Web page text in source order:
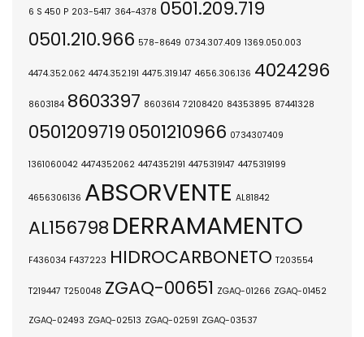
6 S 450 P 203-5417 364-4378 0501.209.719
0501.210.966 578-8649 0734.307.409 1369.050.003
4474.352.062 4474.352.191 4475.319.147 4656.306.136 4024296
8603184 8603397 8603614 72108420 84353895 87441328
05012097190501210966 0734307409
1361060042 4474352062 4474352191 4475319147 4475319199
4656306136 ABSORVENTE AL81842
AL156798 DERRAMAMENTO
F436034 F437223 HIDROCARBONETO T203554
T219447 T250048 ZGAQ-00651 ZGAQ-01266 ZGAQ-01452
ZGAQ-02493 ZGAQ-02513 ZGAQ-02591 ZGAQ-03537